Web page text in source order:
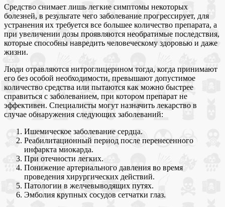
Средство снимает лишь легкие симптомы некоторых
болезней, в результате чего заболевание прогрессирует, для
устранения их требуется все большее количество препарата, а
при увеличении дозы проявляются необратимые последствия,
которые способны навредить человеческому здоровью и даже
жизни.
Люди отравляются нитроглицерином тогда, когда принимают
его без особой необходимости, превышают допустимое
количество средства или пытаются как можно быстрее
справиться с заболеванием, при котором препарат не
эффективен. Специалисты могут назначить лекарство в
случае обнаружения следующих заболеваний:
Ишемическое заболевание сердца.
Реабилитационный период после перенесенного
инфаркта миокарда.
При отечности легких.
Понижение артериального давления во время
проведения хирургических действий.
Патологии в желчевыводящих путях.
Эмболия крупных сосудов сетчатки глаз.